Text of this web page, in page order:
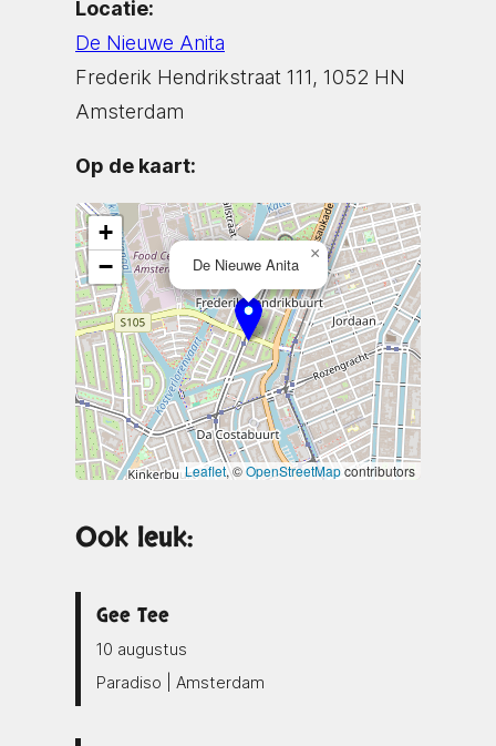
Locatie:
De Nieuwe Anita
Frederik Hendrikstraat 111, 1052 HN
Amsterdam
Op de kaart:
De Nieuwe Anita
×
+
−
Leaflet, ©OpenStreetMapcontributors
Ook leuk:
Gee Tee
10 augustus
Paradiso | Amsterdam